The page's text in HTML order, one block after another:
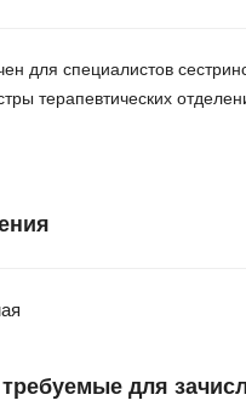
для специалистов
терапевтических
для